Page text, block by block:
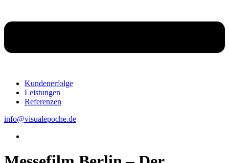
Kundenerfolge
Leistungen
Referenzen
info@visualepoche.de